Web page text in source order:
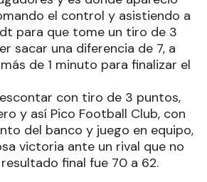
el control y asistiendo a
para que tome un tiro de 3
sacar una diferencia de 7, a
de 1 minuto para finalizar el
con tiro de 3 puntos,
y así Pico Football Club, con
del banco y juego en equipo,
victoria ante un rival que no
final fue 70 a 62.